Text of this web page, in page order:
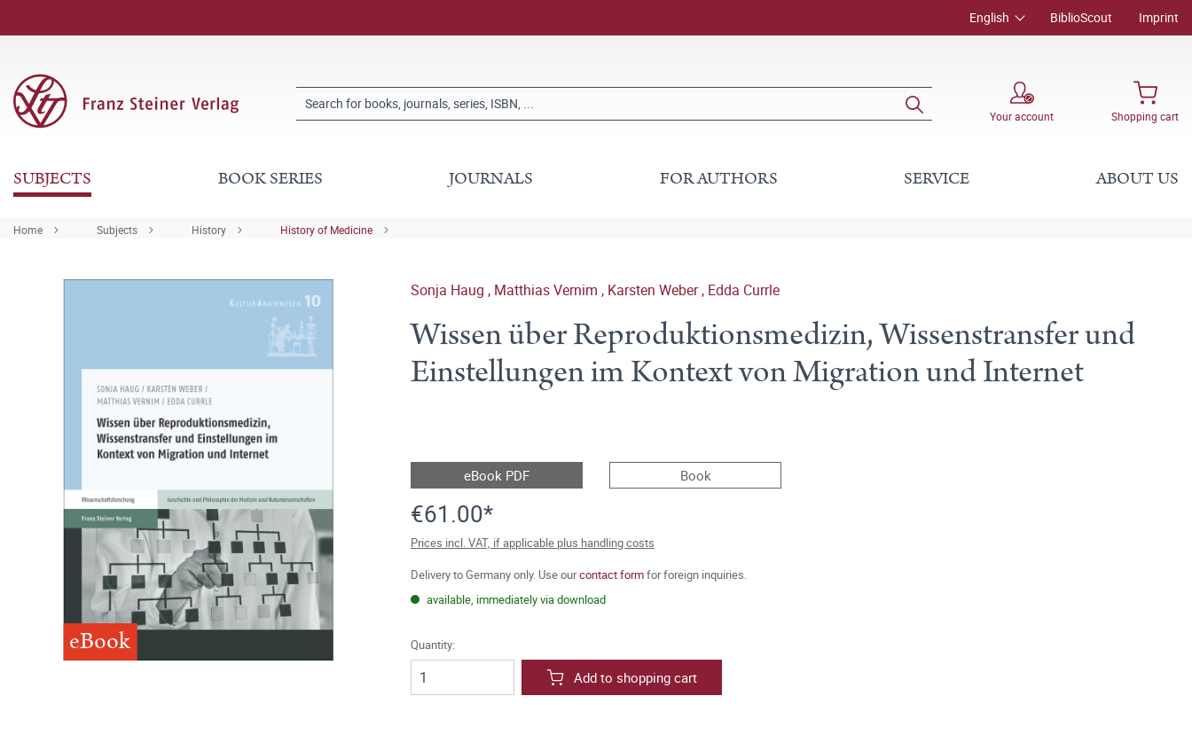
English BiblioScout Imprint
Your account Shopping cart
SUBJECTS BOOK SERIES JOURNALS FOR AUTHORS SERVICE ABOUT US
Home Subjects History History of Medicine
eBook
Sonja Haug , Matthias Vernim , Karsten Weber, Edda Currle
Wissen über Reproduktionsmedizin, Wissenstransfer und
Einstellungen im Kontext von Migration und Internet
eBook PDF Book
€61.00*
Prices incl. VAT, if applicable plus handling costs
Delivery to Germany only. Use ourcontact formfor foreign inquiries.
available, immediately via download
Quantity:
Add to shopping cart